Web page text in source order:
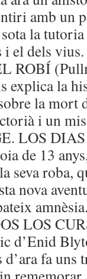
amb un
la
i el dels vius.
ROBÍ
explica la
la mort
i un
LOS DIAS
de 13
seva roba,
nova
LOS
d’Enid
fa uns